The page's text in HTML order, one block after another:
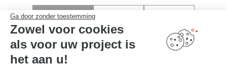
Ga door zonder toestemming
Zowel voor cookies
als voor uw project is
het aan u!
in de winkel telefonisch bij mij thuis